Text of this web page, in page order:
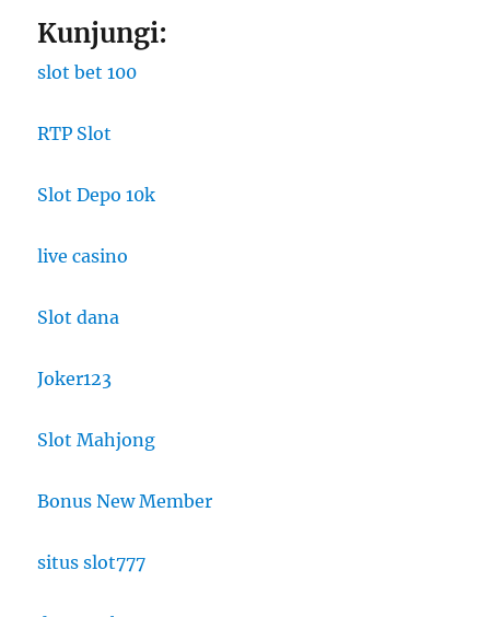
Kunjungi:
slot bet 100
RTP Slot
Slot Depo 10k
live casino
Slot dana
Joker123
Slot Mahjong
Bonus New Member
situs slot777